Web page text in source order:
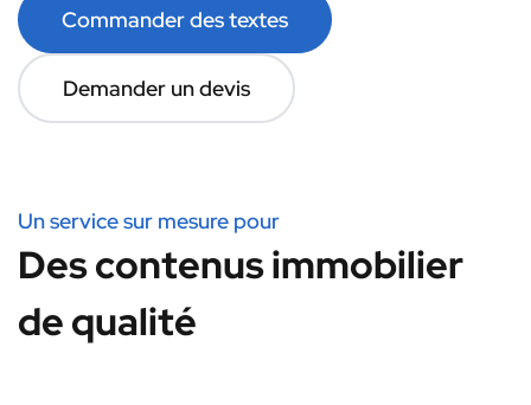
Commander des textes
Demander un devis
Un service sur mesure pour
Des contenus immobilier
de qualité